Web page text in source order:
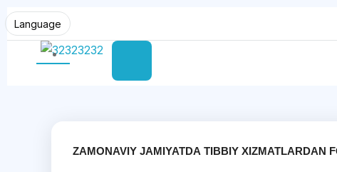
Language
ZAMONAVIY JAMIYATDA TIBBIY XIZMATLARDAN